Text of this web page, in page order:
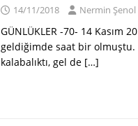
14/11/2018 Nermin Şenol
GÜNLÜKLER -70- 14 Kasım
geldiğimde saat bir olmuştu.
kalabalıktı, gel de […]